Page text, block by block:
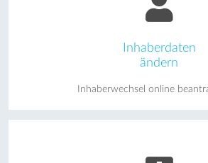
Inhaberdaten
ändern
Inhaberwechsel online